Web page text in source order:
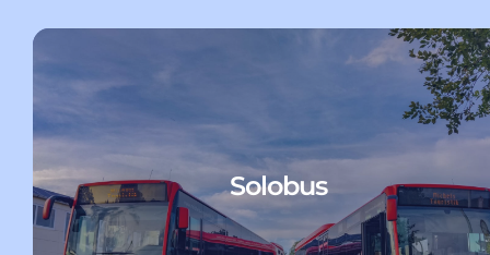
Solobus